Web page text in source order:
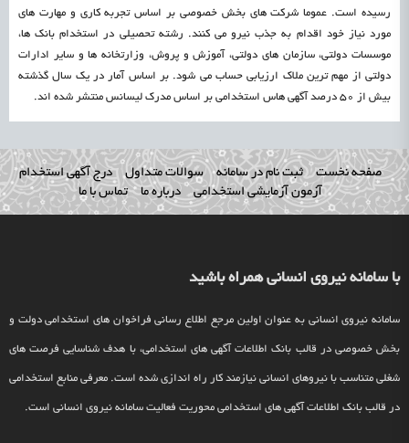
رسیده است. عموما شرکت های بخش خصوصی بر اساس تجربه کاری و مهارت های
مورد نیاز خود اقدام به جذب نیرو می کنند. رشته تحصیلی در استخدام بانک ها،
موسسات دولتی، سازمان های دولتی، آموزش و پروش، وزارتخانه ها و سایر ادارات
دولتی از مهم ترین ملاک ارزیابی حساب می شود. بر اساس آمار در یک سال گذشته
بیش از 50 درصد آگهی هاس استخدامی بر اساس مدرک لیسانس منتشر شده اند.
صفحه نخست ثبت نام در سامانه سوالات متداول
درج آگهی استخدام
آزمون آزمایشی استخدامی
درباره ما تماس با ما
با سامانه نیروی انسانی همراه باشید
سامانه نیروی انسانی به عنوان اولین مرجع اطلاع رسانی فراخوان های استخدامی دولت و
بخش خصوصی در قالب بانک اطلاعات آگهی های استخدامی، با هدف شناسایی فرصت های
شغلی متناسب با نیروهای انسانی نیازمند کار راه اندازی شده است. معرفی منابع استخدامی
در قالب بانک اطلاعات آگهی های استخدامی محوریت فعالیت سامانه نیروی انسانی است.